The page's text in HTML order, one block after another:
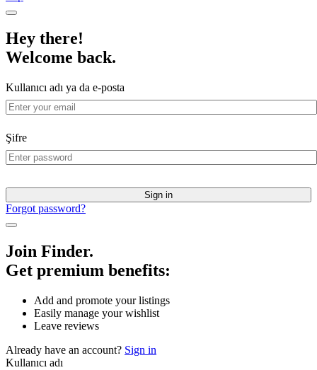
Hey there!
Welcome back.
Kullanıcı adı ya da e-posta
Şifre
Sign in
Forgot password?
Join Finder.
Get premium benefits:
Add and promote your listings
Easily manage your wishlist
Leave reviews
Already have an account? Sign in
Kullanıcı adı